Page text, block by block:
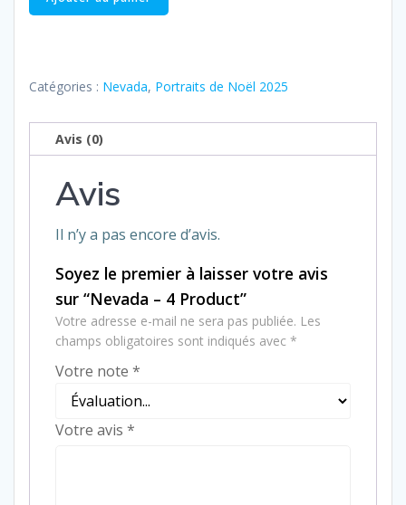
de
4
Catégories : Nevada, Portraits de Noël 2025
Avis (0)
Avis
Il n’y a pas encore d’avis.
Soyez le premier à laisser votre avis
sur “Nevada – 4 Product”
Votre adresse e-mail ne sera pas publiée. Les
champs obligatoires sont indiqués avec *
Votre note *
Votre avis *